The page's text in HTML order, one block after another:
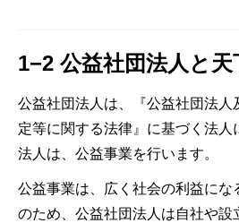
1−2 公益社団法人と天
公益社団法人は、『公益社団法人
定等に関する法律』に基づく法人
法人は、公益事業を行います。
公益事業は、広く社会の利益にな
のため、公益社団法人は自社や設